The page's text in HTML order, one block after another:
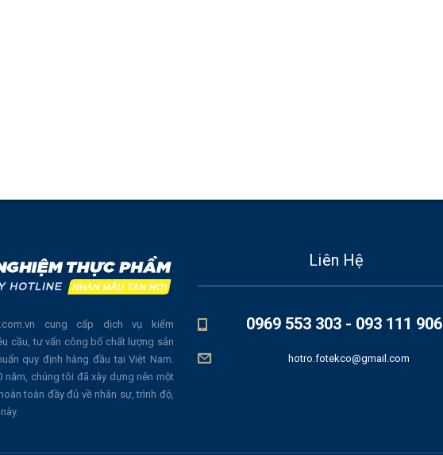
cung cấp dịch vụ kiểm
cầu, tư vấn công bố chất lượng sản
quy định hàng đầu tại Việt Nam.
năm, chúng tôi đã xây dựng nên một
toàn đầy đủ về nhân sự, trình độ,
Liên Hệ
0969 553 303 - 093 111
hotro.fotekco@gmail.com